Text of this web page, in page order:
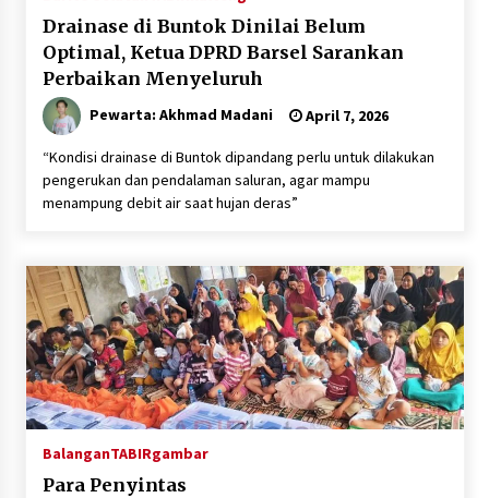
Drainase di Buntok Dinilai Belum
Optimal, Ketua DPRD Barsel Sarankan
Perbaikan Menyeluruh
Pewarta: Akhmad Madani April 7, 2026
“Kondisi drainase di Buntok dipandang perlu untuk dilakukan
pengerukan dan pendalaman saluran, agar mampu
menampung debit air saat hujan deras”
BalanganTABIRgambar
Para Penyintas